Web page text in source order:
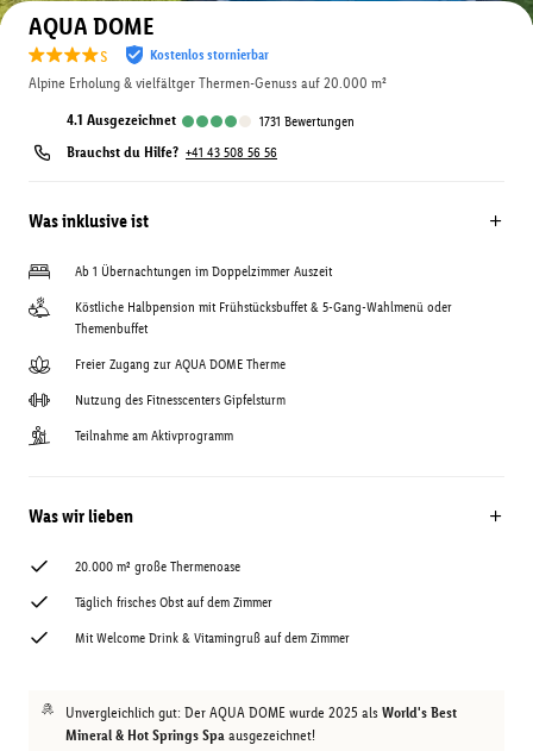
AQUA DOME
s Kostenlos stornierbar
Alpine Erholung & vielfältger Thermen-Genuss auf 20.000 m²
4.1 ausgezeichnet 1731 Bewertungen
Brauchst du Hilfe? +41 43 508 56 56
Was inklusive ist
Ab 1 Übernachtungen im Doppelzimmer Auszeit
Köstliche Halbpension mit Frühstücksbuffet & 5-Gang-Wahlmenü oder
Themenbuffet
Freier Zugang zur AQUA DOME Therme
Nutzung des Fitnesscenters Gipfelsturm
Teilnahme am Aktivprogramm
Was wir lieben
20.000 m² große Thermenoase
Täglich frisches Obst auf dem Zimmer
Mit Welcome Drink & Vitamingruß auf dem Zimmer
Unvergleichlich gut: Der AQUA DOME wurde 2025 als World's Best
Mineral & Hot Springs Spa ausgezeichnet!